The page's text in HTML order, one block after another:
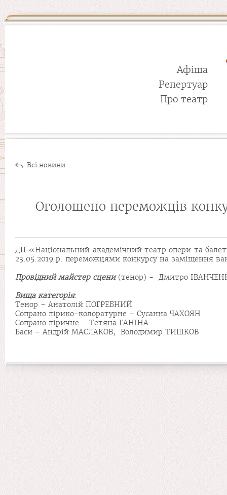
Афіша
Репертуар
Про театр
Всі новини
Оголошено переможців
ДП «Національний академічний театр опери та
23.05.2019 р. переможцями конкурсу на заміщення
Провідний майстер сцени(тенор) - Дмитро
Вища категорія:
Тенор – Анатолій ПОГРЕБНИЙ
Сопрано лірико-колоратурне – Сусанна ЧАХОЯН
Сопрано ліричне – Тетяна ГАНІНА
Баси – Андрій МАСЛАКОВ, Володимир ТИШКОВ